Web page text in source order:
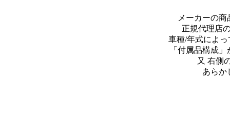
メーカーの
正規代理店
車種/年式によ
「付属品構成
又 右側
あらか